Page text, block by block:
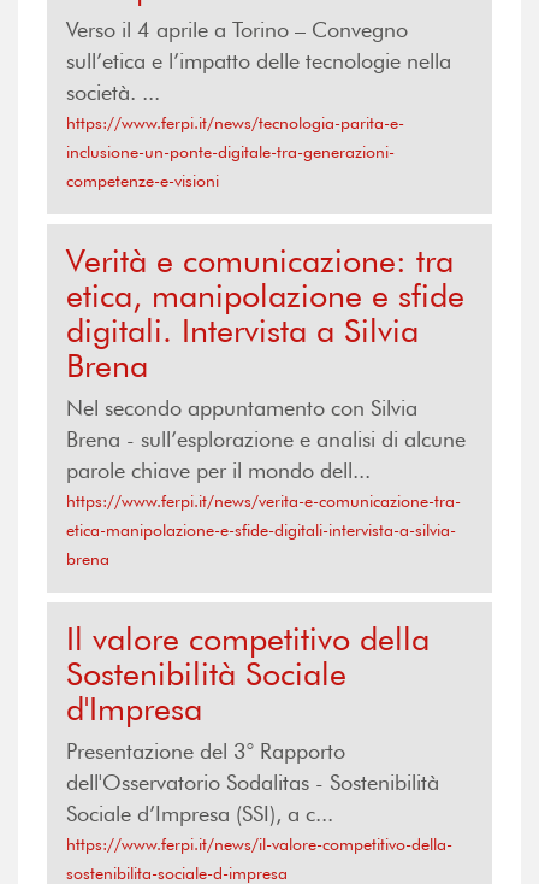
Verso il 4 aprile a Torino – Convegno
sull’etica e l’impatto delle tecnologie nella
società. ...
https://www.ferpi.it/news/tecnologia-parita-e-
inclusione-un-ponte-digitale-tra-generazioni-
competenze-e-visioni
Verità e comunicazione: tra
etica, manipolazione e sfide
digitali. Intervista a Silvia
Brena
Nel secondo appuntamento con Silvia
Brena - sull’esplorazione e analisi di alcune
parole chiave per il mondo dell...
https://www.ferpi.it/news/verita-e-comunicazione-tra-
etica-manipolazione-e-sfide-digitali-intervista-a-silvia-
brena
Il valore competitivo della
Sostenibilità Sociale
d'Impresa
Presentazione del 3° Rapporto
dell'Osservatorio Sodalitas - Sostenibilità
Sociale d’Impresa (SSI), a c...
https://www.ferpi.it/news/il-valore-competitivo-della-
sostenibilita-sociale-d-impresa